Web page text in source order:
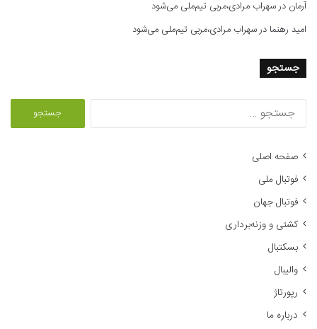
آرمان درسهراب مرادی،مربی تیم‌ملی می‌شود
امید رهنما درسهراب مرادی،مربی تیم‌ملی می‌شود
جستجو
صفحه اصلی
فوتبال ملی
فوتبال جهان
کشتی و وزنه‌برداری
بسکتبال
والیبال
رپورتاژ
درباره ما